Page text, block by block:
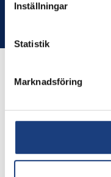
Inställningar
Statistik
Marknadsföring
Copyright © Flyinge.